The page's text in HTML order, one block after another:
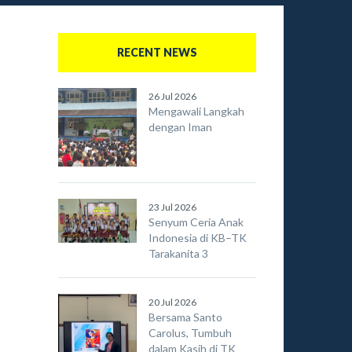
RECENT NEWS
26 Jul 2026
Mengawali Langkah
dengan Iman
23 Jul 2026
Senyum Ceria Anak
Indonesia di KB–TK
Tarakanita 3
20 Jul 2026
Bersama Santo
Carolus, Tumbuh
dalam Kasih di TK